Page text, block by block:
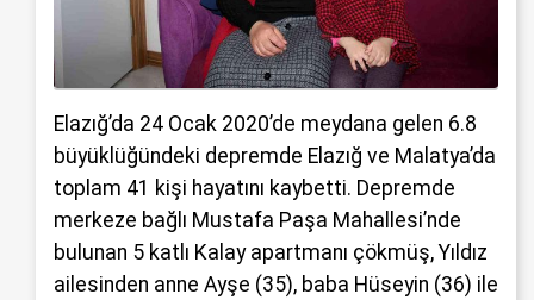
Elazığ’da 24 Ocak 2020’de meydana gelen 6.8
büyüklüğündeki depremde Elazığ ve Malatya’da
toplam 41 kişi hayatını kaybetti. Depremde
merkeze bağlı Mustafa Paşa Mahallesi’nde
bulunan 5 katlı Kalay apartmanı çökmüş, Yıldız
ailesinden anne Ayşe (35), baba Hüseyin (36) ile